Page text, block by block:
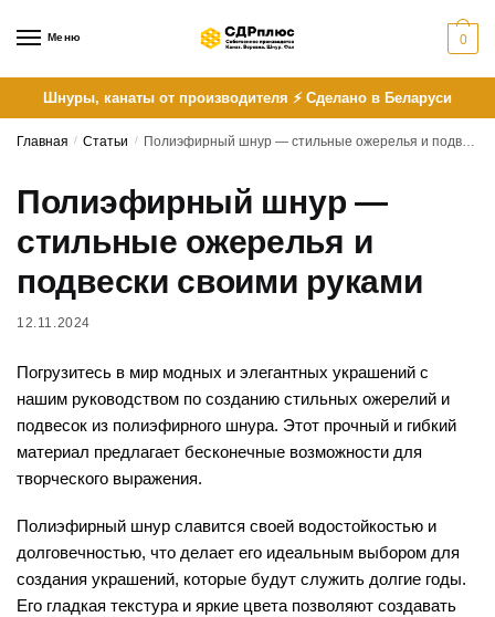
Меню 0
Шнуры, канаты от производителя ⚡ Сделано в Беларуси
Главная / Статьи / Полиэфирный шнур — стильные ожерелья и подвески своими руками
Полиэфирный шнур —
стильные ожерелья и
подвески своими руками
12.11.2024
Погрузитесь в мир модных и элегантных украшений с
нашим руководством по созданию стильных ожерелий и
подвесок из полиэфирного шнура. Этот прочный и гибкий
материал предлагает бесконечные возможности для
творческого выражения.
Полиэфирный шнур славится своей водостойкостью и
долговечностью, что делает его идеальным выбором для
создания украшений, которые будут служить долгие годы.
Его гладкая текстура и яркие цвета позволяют создавать